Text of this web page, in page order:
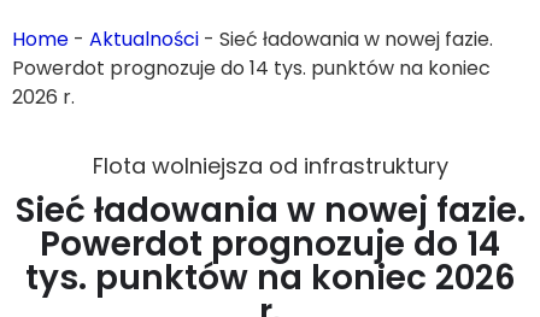
Home - Aktualności - Sieć ładowania w nowej fazie.
Powerdot prognozuje do 14 tys. punktów na koniec
2026 r.
Flota wolniejsza od infrastruktury
Sieć ładowania w nowej fazie.
Powerdot prognozuje do 14
tys. punktów na koniec 2026